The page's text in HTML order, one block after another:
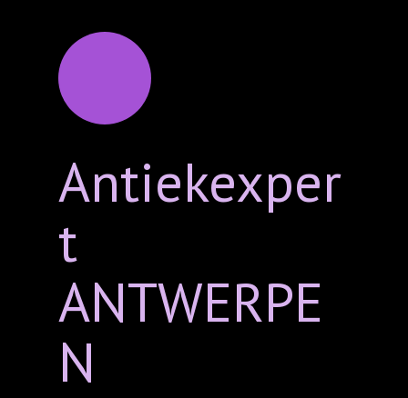
Antiekexper
t
ANTWERPE
N